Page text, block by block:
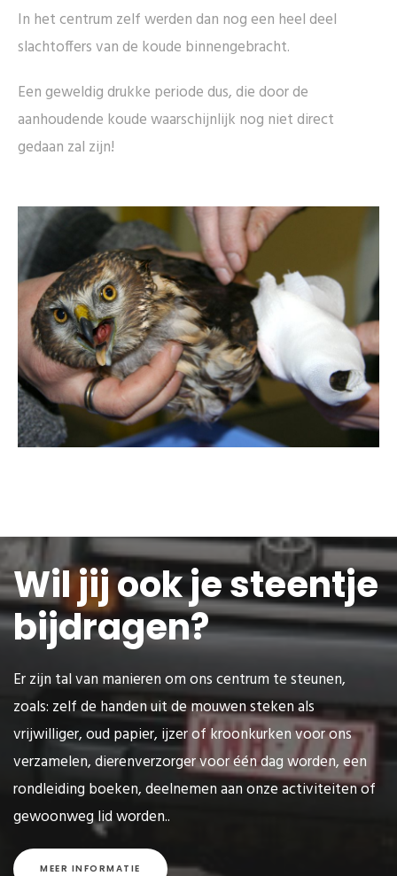
In het centrum zelf werden dan nog een heel deel
slachtoffers van de koude binnengebracht.
Een geweldig drukke periode dus, die door de
aanhoudende koude waarschijnlijk nog niet direct
gedaan zal zijn!
Wil jij ook je steentje
bijdragen?
Er zijn tal van manieren om ons centrum te steunen,
zoals: zelf de handen uit de mouwen steken als
vrijwilliger, oud papier, ijzer of kroonkurken voor ons
verzamelen, dierenverzorger voor één dag worden, een
rondleiding boeken, deelnemen aan onze activiteiten of
gewoonweg lid worden..
MEER INFORMATIE